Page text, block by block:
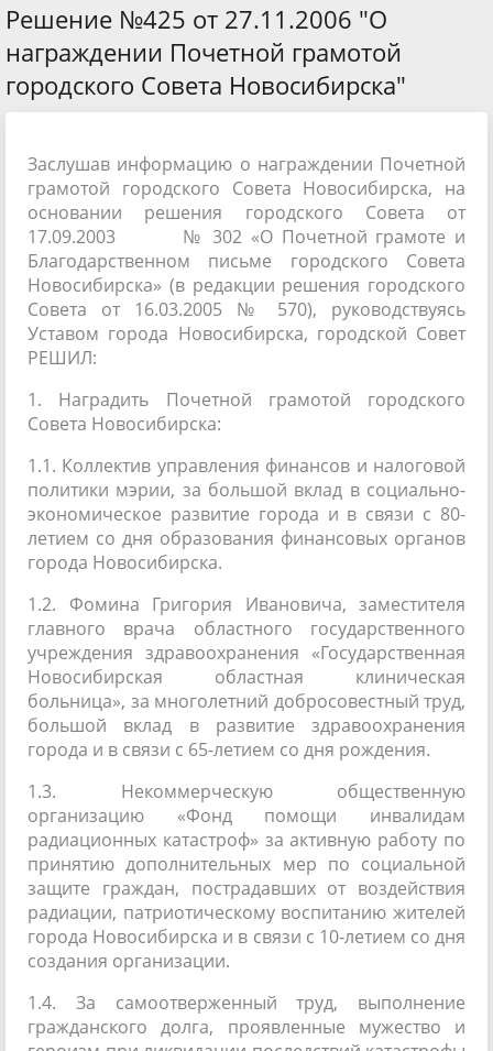
Решение №425 от 27.11.2006 "О
награждении Почетной грамотой
городского Совета Новосибирска"
Заслушав информацию о награждении Почетной
грамотой городского Совета Новосибирска, на
основании решения городского Совета от
17.09.2003 № 302 «О Почетной грамоте и
Благодарственном письме городского Совета
Новосибирска» (в редакции решения городского
Совета от 16.03.2005 № 570), руководствуясь
Уставом города Новосибирска, городской Совет
РЕШИЛ:
1. Наградить Почетной грамотой городского
Совета Новосибирска:
1.1. Коллектив управления финансов и налоговой
политики мэрии, за большой вклад в социально-
экономическое развитие города и в связи с 80-
летием со дня образования финансовых органов
города Новосибирска.
1.2. Фомина Григория Ивановича, заместителя
главного врача областного государственного
учреждения здравоохранения «Государственная
Новосибирская областная клиническая
больница», за многолетний добросовестный труд,
большой вклад в развитие здравоохранения
города и в связи с 65-летием со дня рождения.
1.3. Некоммерческую общественную
организацию «Фонд помощи инвалидам
радиационных катастроф» за активную работу по
принятию дополнительных мер по социальной
защите граждан, пострадавших от воздействия
радиации, патриотическому воспитанию жителей
города Новосибирска и в связи с 10-летием со дня
создания организации.
1.4. За самоотверженный труд, выполнение
гражданского долга, проявленные мужество и